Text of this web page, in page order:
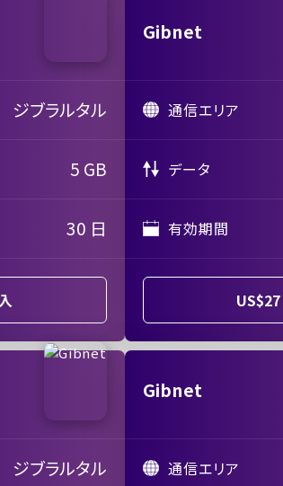
ジブラルタル
5 GB
30 日
Gibnet
通信エリア
データ
有効期間
ジブラルタル
Gibnet
通信エリア